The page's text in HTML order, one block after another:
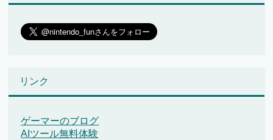
リンク
ゲーマーのブログ
AIツール無料体験